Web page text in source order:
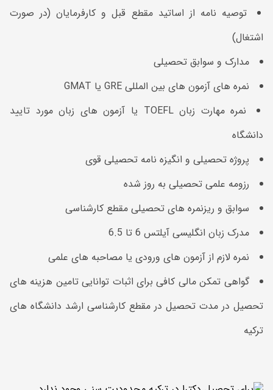
توصیه نامه از اساتید مقطع قبل و کارفرمایان (در صورت
اشتغال)
مدارک و سوابق تحصیلی
نمره های آزمون های بین المللی GRE یا GMAT
نمره مهارت زبان TOEFL یا آزمون های زبان مورد تایید
دانشگاه
پروژه تحصیلی و انگیزه نامه تحصیلی قوی
رزومه علمی تحصیلی به روز شده
سوابق و ریزنمره های تحصیلی مقطع کارشناسی
مدرک زبان انگلیسی آیلتس 6 تا 6.5
نمره لازم از آزمون های ورودی یا مصاحبه های علمی
گواهی تمکن مالی کافی برای اثبات توانایی تامین هزینه های
تحصیل در مدت تحصیل در مقطع کارشناسی ارشد دانشگاه های
ترکیه